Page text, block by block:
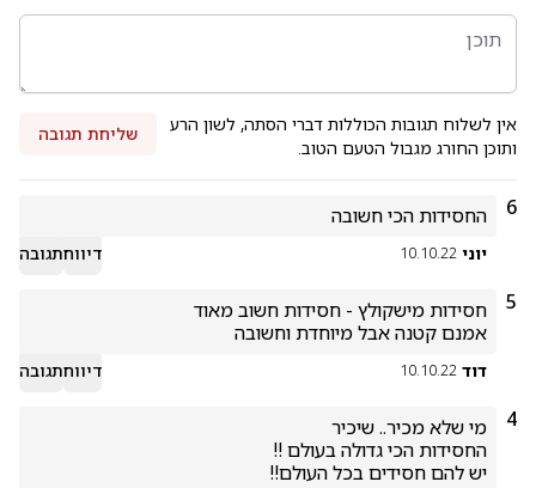
אין לשלוח תגובות הכוללות דברי הסתה, לשון הרע
ותוכן החורג מגבול הטעם הטוב.
שליחת תגובה
6 החסידות הכי חשובה
יוני 10.10.22 דיווחתגובה
5
אמנם קטנה אבל מיוחדת וחשובה
דוד 10.10.22 דיווחתגובה
4
יש להם חסידים בכל העולם!!